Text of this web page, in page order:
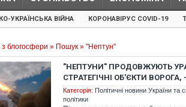
УКРАЇНСЬКА ВІЙНА КОРОНАВІРУС COVID-19
блогосфери » Пошук » "Нептун"
"НЕПТУНИ" ПРОДОВЖУЮТЬ
СТРАТЕГІЧНІ ОБ'ЄКТИ
Категорія: Політичні новини України та
політики